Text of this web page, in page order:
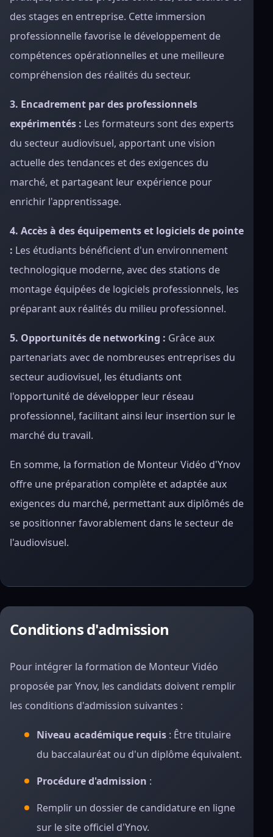
des stages en entreprise. Cette immersion
professionnelle favorise le développement de
compétences opérationnelles et une meilleure
compréhension des réalités du secteur.
3. Encadrement par des professionnels
expérimentés : Les formateurs sont des experts
du secteur audiovisuel, apportant une vision
actuelle des tendances et des exigences du
marché, et partageant leur expérience pour
enrichir l'apprentissage.
4. Accès à des équipements et logiciels de pointe
: Les étudiants bénéficient d'un environnement
technologique moderne, avec des stations de
montage équipées de logiciels professionnels, les
préparant aux réalités du milieu professionnel.
5. Opportunités de networking : Grâce aux
partenariats avec de nombreuses entreprises du
secteur audiovisuel, les étudiants ont
l'opportunité de développer leur réseau
professionnel, facilitant ainsi leur insertion sur le
marché du travail.
En somme, la formation de Monteur Vidéo d'Ynov
offre une préparation complète et adaptée aux
exigences du marché, permettant aux diplômés de
se positionner favorablement dans le secteur de
l'audiovisuel.
Conditions d'admission
Pour intégrer la formation de Monteur Vidéo
proposée par Ynov, les candidats doivent remplir
les conditions d'admission suivantes :
Niveau académique requis : Être titulaire
du baccalauréat ou d'un diplôme équivalent.
Procédure d'admission :
Remplir un dossier de candidature en ligne
sur le site officiel d'Ynov.